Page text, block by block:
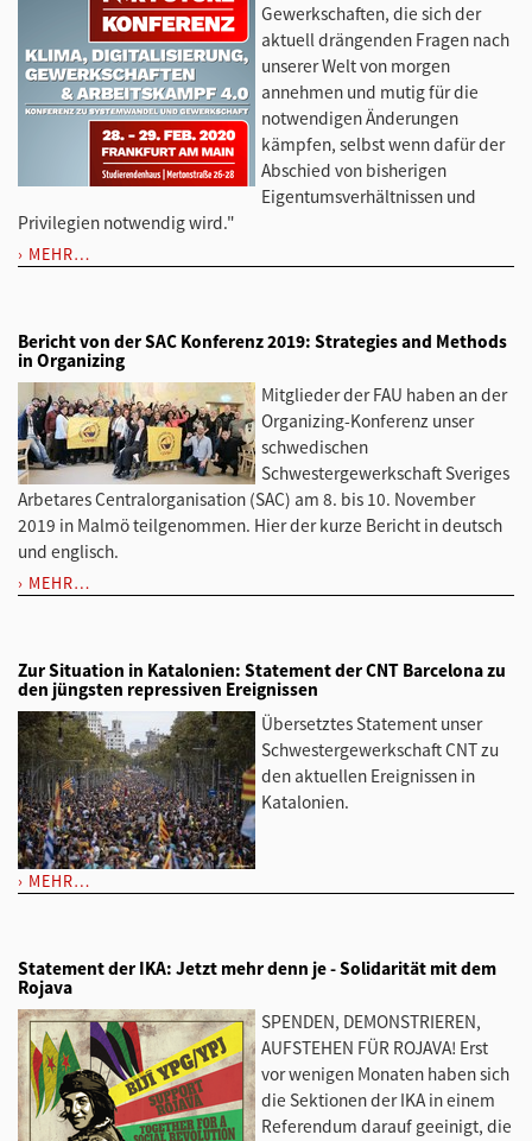
Gewerkschaften, die sich der
aktuell drängenden Fragen nach
unserer Welt von morgen
annehmen und mutig für die
notwendigen Änderungen
kämpfen, selbst wenn dafür der
Abschied von bisherigen
Eigentumsverhältnissen und
Privilegien notwendig wird."
MEHR…
Bericht von der SAC Konferenz 2019: Strategies and Methods
in Organizing
Mitglieder der FAU haben an der
Organizing-Konferenz unser
schwedischen
Schwestergewerkschaft Sveriges
Arbetares Centralorganisation (SAC) am 8. bis 10. November
2019 in Malmö teilgenommen. Hier der kurze Bericht in deutsch
und englisch.
MEHR…
Zur Situation in Katalonien: Statement der CNT Barcelona zu
den jüngsten repressiven Ereignissen
Übersetztes Statement unser
Schwestergewerkschaft CNT zu
den aktuellen Ereignissen in
Katalonien.
MEHR…
Statement der IKA: Jetzt mehr denn je - Solidarität mit dem
Rojava
SPENDEN, DEMONSTRIEREN,
AUFSTEHEN FÜR ROJAVA! Erst
vor wenigen Monaten haben sich
die Sektionen der IKA in einem
Referendum darauf geeinigt, die